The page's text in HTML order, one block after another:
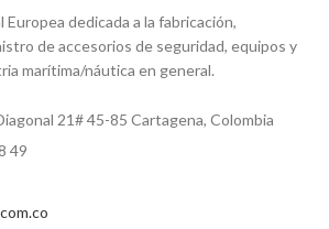
dedicada a la fabricación,
de accesorios de seguridad, equipos y
marítima/náutica en general.
21# 45-85 Cartagena, Colombia
49